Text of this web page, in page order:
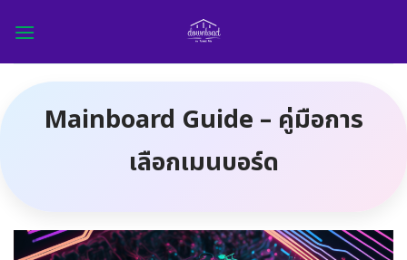
Mainboard Guide – คู่มือการ
เลือกเมนบอร์ด